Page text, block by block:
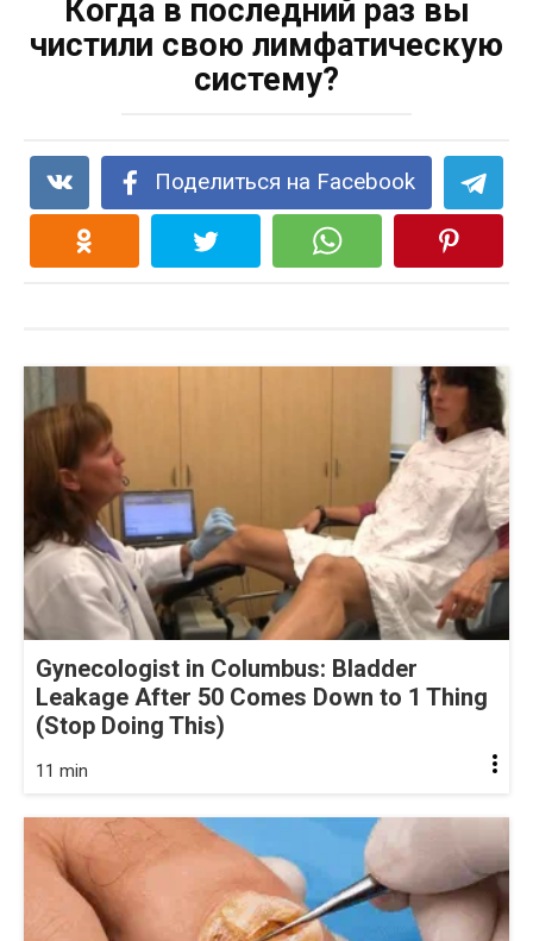
Когда в последний раз вы
чистили свою лимфатическую
систему?
Поделиться на Facebook
Gynecologist in Columbus: Bladder
Leakage After 50 Comes Down to 1 Thing
(Stop Doing This)
11 min